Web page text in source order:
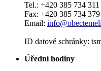
Tel.: +420 385 734 311
Fax: +420 385 734 379
Email:
ID datové schránky:
Úřední hodiny